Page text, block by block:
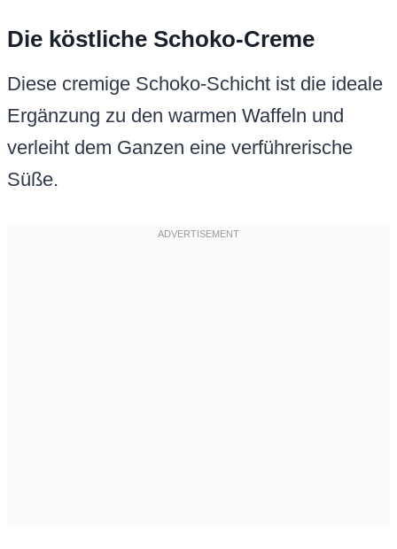
Die köstliche Schoko-Creme
Diese cremige Schoko-Schicht ist die ideale
Ergänzung zu den warmen Waffeln und
verleiht dem Ganzen eine verführerische
Süße.